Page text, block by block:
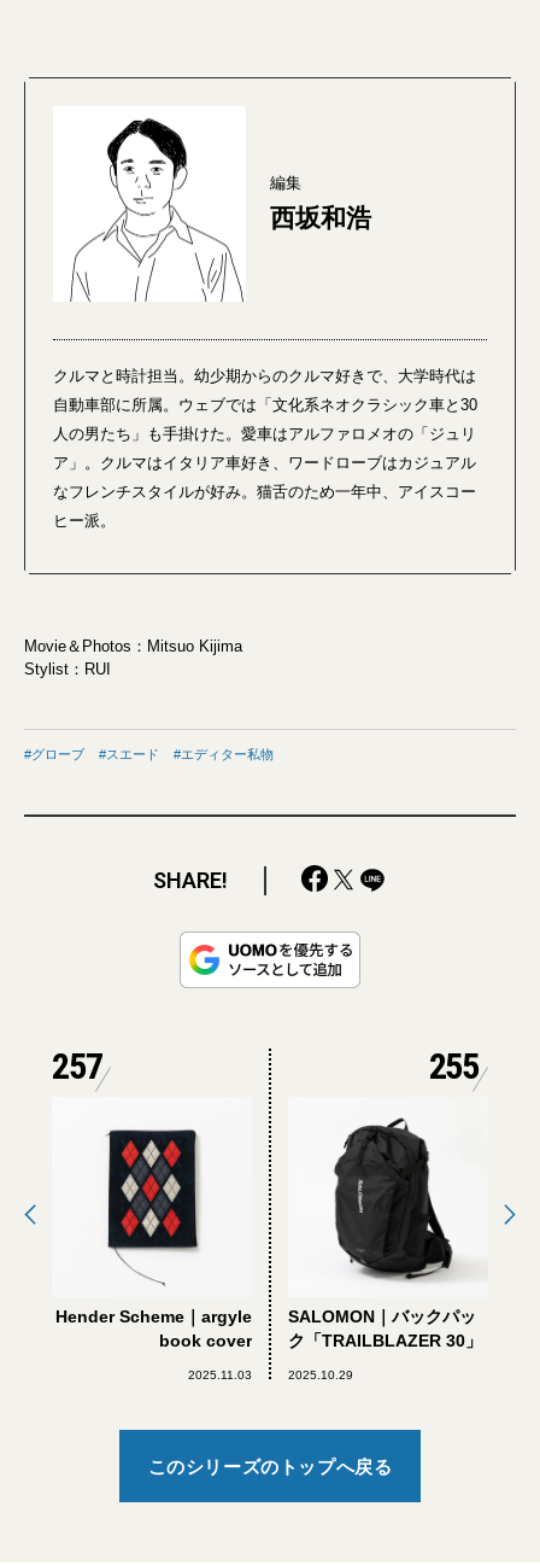
編集
西坂和浩
クルマと時計担当。幼少期からのクルマ好きで、大学時代は
自動車部に所属。ウェブでは「文化系ネオクラシック車と30
人の男たち」も手掛けた。愛車はアルファロメオの「ジュリ
ア」。クルマはイタリア車好き、ワードローブはカジュアル
なフレンチスタイルが好み。猫舌のため一年中、アイスコー
ヒー派。
Movie＆Photos：Mitsuo Kijima
Stylist：RUI
グローブ スエード エディター私物
SHARE!
257
Hender Scheme｜argyle
book cover
2025.11.03
255
SALOMON｜バックパッ
ク「TRAILBLAZER 30」
2025.10.29
このシリーズのトップへ戻る